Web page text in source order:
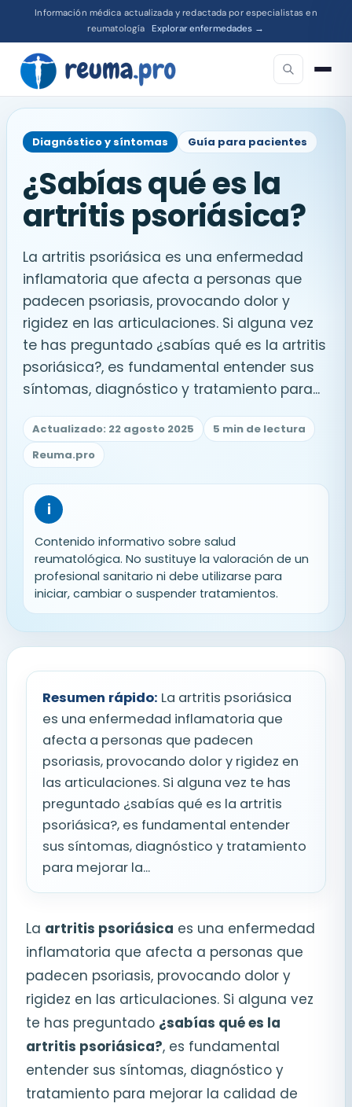
Información médica actualizada y redactada por especialistas en
reumatología Explorar enfermedades →
Diagnóstico y síntomas Guía para pacientes
¿Sabías qué es la
artritis psoriásica?
La artritis psoriásica es una enfermedad
inflamatoria que afecta a personas que
padecen psoriasis, provocando dolor y
rigidez en las articulaciones. Si alguna vez
te has preguntado ¿sabías qué es la artritis
psoriásica?, es fundamental entender sus
síntomas, diagnóstico y tratamiento para...
Actualizado: 22 agosto 2025
5 min de lectura
Reuma.pro
i
Contenido informativo sobre salud
reumatológica. No sustituye la valoración de un
profesional sanitario ni debe utilizarse para
iniciar, cambiar o suspender tratamientos.
Resumen rápido: La artritis psoriásica
es una enfermedad inflamatoria que
afecta a personas que padecen
psoriasis, provocando dolor y rigidez en
las articulaciones. Si alguna vez te has
preguntado ¿sabías qué es la artritis
psoriásica?, es fundamental entender
sus síntomas, diagnóstico y tratamiento
para mejorar la...
La artritis psoriásica es una enfermedad
inflamatoria que afecta a personas que
padecen psoriasis, provocando dolor y
rigidez en las articulaciones. Si alguna vez
te has preguntado ¿sabías qué es la
artritis psoriásica?, es fundamental
entender sus síntomas, diagnóstico y
tratamiento para mejorar la calidad de